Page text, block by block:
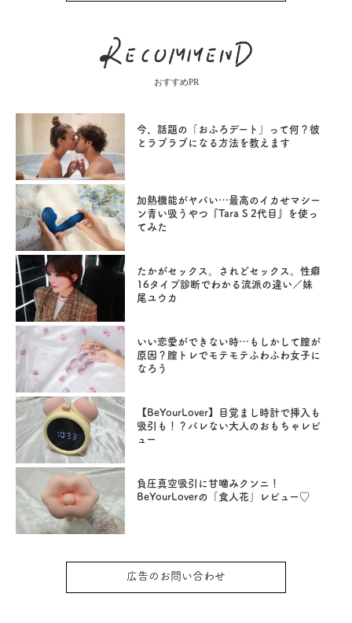
おすすめPR
今、話題の「おふろデート」って何？彼
とラブラブになる方法を教えます
加熱機能がヤバい…最高のイカせマシー
ン青い吸うやつ『Tara S 2代目』を使っ
てみた
たかがセックス。されどセックス。性癖
16タイプ診断でわかる流派の違い／妹
尾ユウカ
いい恋愛ができない時…もしかして膣が
原因？膣トレでモテモテふわふわ女子に
なろう
【BeYourLover】目覚まし時計で挿入も
吸引も！？バレない大人のおもちゃレビ
ュー
負圧真空吸引に甘噛みクンニ！
BeYourLoverの「食人花」レビュー♡
広告のお問い合わせ